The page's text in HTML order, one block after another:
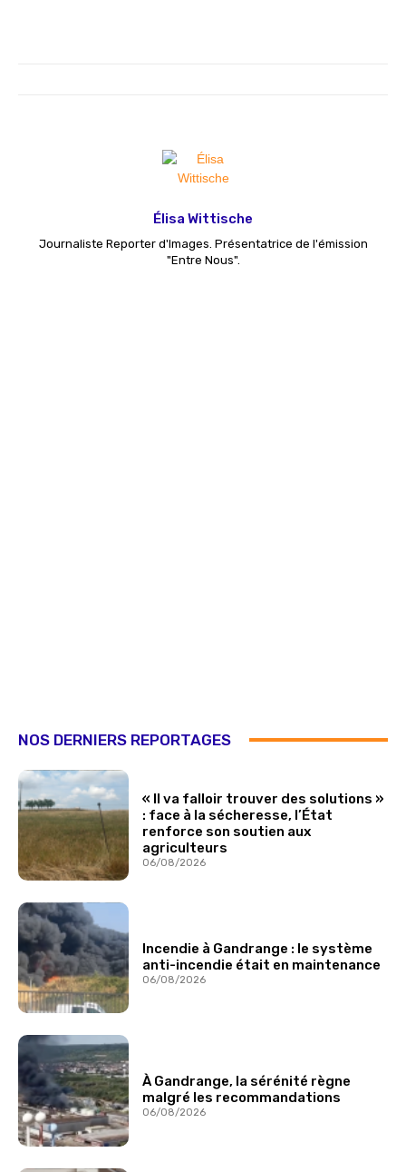
Élisa Wittische
Journaliste Reporter d'Images. Présentatrice de l'émission
"Entre Nous".
NOS DERNIERS REPORTAGES
« Il va falloir trouver des solutions »
: face à la sécheresse, l’État
renforce son soutien aux
agriculteurs
06/08/2026
Incendie à Gandrange : le système
anti-incendie était en maintenance
06/08/2026
À Gandrange, la sérénité règne
malgré les recommandations
06/08/2026